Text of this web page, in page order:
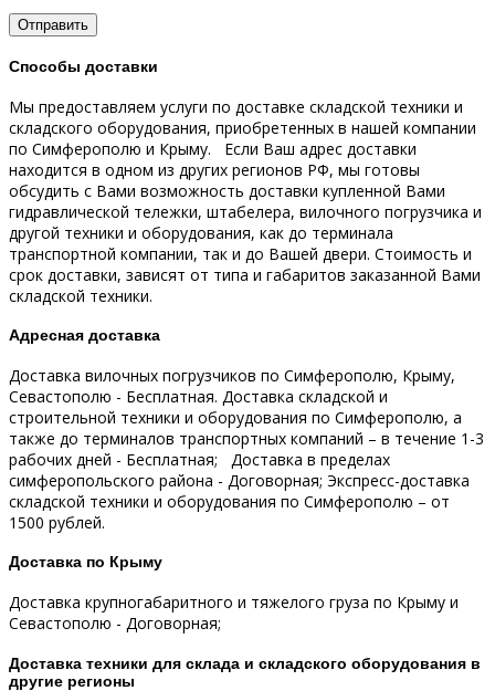
Способы доставки
Мы предоставляем услуги по доставке складской техники и
складского оборудования, приобретенных в нашей компании
по Симферополю и Крыму.
Если Ваш адрес доставки
находится в одном из других регионов РФ, мы готовы
обсудить с Вами возможность доставки купленной Вами
гидравлической тележки, штабелера, вилочного погрузчика и
другой техники и оборудования, как до терминала
транспортной компании, так и до Вашей двери. Стоимость и
срок доставки, зависят от типа и габаритов заказанной Вами
складской техники.
Адресная доставка
Доставка вилочных погрузчиков по Симферополю, Крыму,
Севастополю - Бесплатная. Доставка складской и
строительной техники и оборудования по Симферополю, а
также до терминалов транспортных компаний – в течение 1-3
рабочих дней - Бесплатная; Доставка в пределах
симферопольского района - Договорная; Экспресс-доставка
складской техники и оборудования по Симферополю – от
1500 рублей.
Доставка по Крыму
Доставка крупногабаритного и тяжелого груза по Крыму и
Севастополю - Договорная;
Доставка техники для склада и складского оборудования в
другие регионы